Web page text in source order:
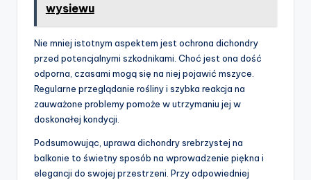
wysiewu
Nie mniej istotnym aspektem jest ochrona dichondry
przed potencjalnymi szkodnikami. Choć jest ona dość
odporna, czasami mogą się na niej pojawić mszyce.
Regularne przeglądanie rośliny i szybka reakcja na
zauważone problemy pomoże w utrzymaniu jej w
doskonałej kondycji.
Podsumowując, uprawa dichondry srebrzystej na
balkonie to świetny sposób na wprowadzenie piękna i
elegancji do swojej przestrzeni. Przy odpowiedniej